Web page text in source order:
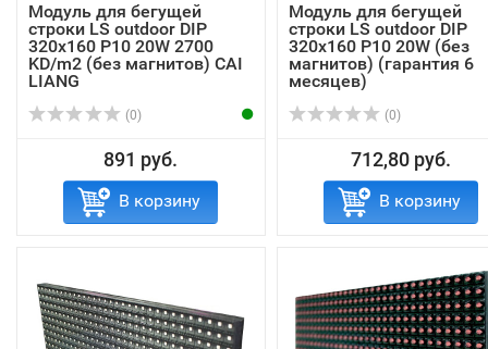
Модуль для бегущей
строки LS outdoor DIP
320х160 P10 20W 2700
KD/m2 (без магнитов) CAI
LIANG
(0)
891 руб.
В корзину
Модуль для бегущей
строки LS outdoor DIP
320х160 P10 20W (без
магнитов) (гарантия 6
месяцев)
(0)
712,80 руб.
В корзину